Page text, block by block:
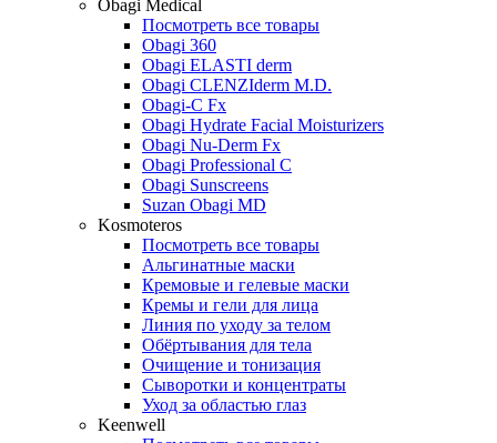
Obagi Medical
Посмотреть все товары
Obagi 360
Obagi ELASTI derm
Obagi CLENZIderm M.D.
Obagi-C Fx
Obagi Hydrate Facial Moisturizers
Obagi Nu-Derm Fx
Obagi Professional C
Obagi Sunscreens
Suzan Obagi MD
Kosmoteros
Посмотреть все товары
Альгинатные маски
Кремовые и гелевые маски
Кремы и гели для лица
Линия по уходу за телом
Обёртывания для тела
Очищение и тонизация
Сыворотки и концентраты
Уход за областью глаз
Keenwell